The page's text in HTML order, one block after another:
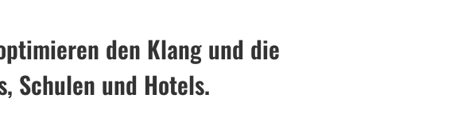
den Klang und die
Schulen und Hotels.